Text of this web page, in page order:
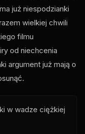
już niespodzianki
wielkiej chwili
filmu
od niechcenia
argument już mają o
w wadze ciężkiej